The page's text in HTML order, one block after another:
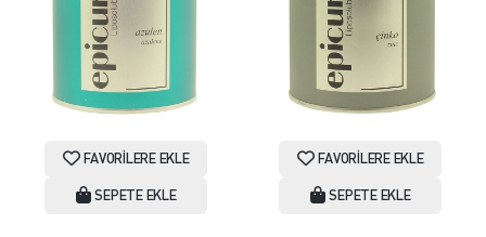
FAVORILERE EKLE
SEPETE EKLE
FAVORILERE EKLE
SEPETE EKLE